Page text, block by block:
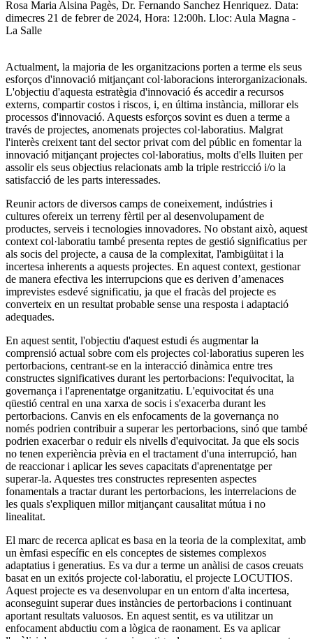
Rosa Maria Alsina Pagès, Dr. Fernando Sanchez Henriquez. Data:
dimecres 21 de febrer de 2024, Hora: 12:00h. Lloc: Aula Magna -
La Salle
Actualment, la majoria de les organitzacions porten a terme els seus
esforços d'innovació mitjançant col·laboracions interorganizacionals.
L'objectiu d'aquesta estratègia d'innovació és accedir a recursos
externs, compartir costos i riscos, i, en última instància, millorar els
processos d'innovació. Aquests esforços sovint es duen a terme a
través de projectes, anomenats projectes col·laboratius. Malgrat
l'interès creixent tant del sector privat com del públic en fomentar la
innovació mitjançant projectes col·laboratius, molts d'ells lluiten per
assolir els seus objectius relacionats amb la triple restricció i/o la
satisfacció de les parts interessades.
Reunir actors de diversos camps de coneixement, indústries i
cultures ofereix un terreny fèrtil per al desenvolupament de
productes, serveis i tecnologies innovadores. No obstant això, aquest
context col·laboratiu també presenta reptes de gestió significatius per
als socis del projecte, a causa de la complexitat, l'ambigüitat i la
incertesa inherents a aquests projectes. En aquest context, gestionar
de manera efectiva les interrupcions que es deriven d’amenaces
imprevistes esdevé significatiu, ja que el fracàs del projecte es
converteix en un resultat probable sense una resposta i adaptació
adequades.
En aquest sentit, l'objectiu d'aquest estudi és augmentar la
comprensió actual sobre com els projectes col·laboratius superen les
pertorbacions, centrant-se en la interacció dinàmica entre tres
constructes significatives durant les pertorbacions: l'equivocitat, la
governança i l'aprenentatge organitzatiu. L'equivocitat és una
qüestió central en una xarxa de socis i s'exacerba durant les
pertorbacions. Canvis en els enfocaments de la governança no
només podrien contribuir a superar les pertorbacions, sinó que també
podrien exacerbar o reduir els nivells d'equivocitat. Ja que els socis
no tenen experiència prèvia en el tractament d'una interrupció, han
de reaccionar i aplicar les seves capacitats d'aprenentatge per
superar-la. Aquestes tres constructes representen aspectes
fonamentals a tractar durant les pertorbacions, les interrelacions de
les quals s'expliquen millor mitjançant causalitat mútua i no
linealitat.
El marc de recerca aplicat es basa en la teoria de la complexitat, amb
un èmfasi específic en els conceptes de sistemes complexos
adaptatius i generatius. Es va dur a terme un anàlisi de casos creuats
basat en un exitós projecte col·laboratiu, el projecte LOCUTIOS.
Aquest projecte es va desenvolupar en un entorn d'alta incertesa,
aconseguint superar dues instàncies de pertorbacions i continuant
aportant resultats valuosos. En aquest sentit, es va utilitzar un
enfocament abductiu com a lògica de raonament. Es va aplicar